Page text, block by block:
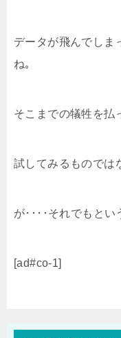
データが飛んでしま
ね｡
そこまでの犠牲を払
試してみるものでは
が････それでもとい
[ad#co-1]